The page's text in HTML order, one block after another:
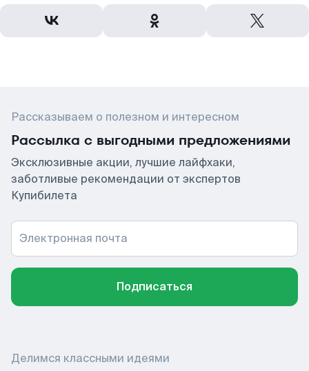
Рассказываем о полезном и интересном
Рассылка с выгодными предложениями
Эксклюзивные акции, лучшие лайфхаки,
заботливые рекомендации от экспертов
Купибилета
Электронная почта
Подписаться
Делимся классными идеями